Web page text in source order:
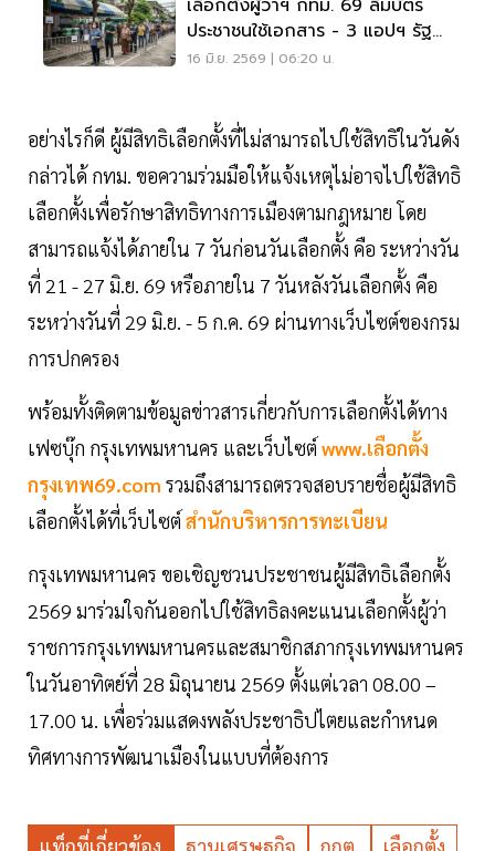
เลือกตั้งผู้ว่าฯ กทม. 69 ลืมบัตร
ประชาชนใช้เอกสาร - 3 แอปฯ รัฐ
ยืนยันตัวตนได้
16 มิ.ย. 2569 | 06:20 น.
อย่างไรก็ดี ผู้มีสิทธิเลือกตั้งที่ไม่สามารถไปใช้สิทธิในวันดัง
กล่าวได้ กทม. ขอความร่วมมือให้แจ้งเหตุไม่อาจไปใช้สิทธิ
เลือกตั้งเพื่อรักษาสิทธิทางการเมืองตามกฎหมาย โดย
สามารถแจ้งได้ภายใน 7 วันก่อนวันเลือกตั้ง คือ ระหว่างวัน
ที่ 21 - 27 มิ.ย. 69 หรือภายใน 7 วันหลังวันเลือกตั้ง คือ
ระหว่างวันที่ 29 มิ.ย. - 5 ก.ค. 69 ผ่านทางเว็บไซต์ของกรม
การปกครอง
พร้อมทั้งติดตามข้อมูลข่าวสารเกี่ยวกับการเลือกตั้งได้ทาง
เฟซบุ๊ก กรุงเทพมหานคร และเว็บไซต์ www.เลือกตั้ง
กรุงเทพ69.com รวมถึงสามารถตรวจสอบรายชื่อผู้มีสิทธิ
เลือกตั้งได้ที่เว็บไซต์ สำนักบริหารการทะเบียน
กรุงเทพมหานคร ขอเชิญชวนประชาชนผู้มีสิทธิเลือกตั้ง
2569 มาร่วมใจกันออกไปใช้สิทธิลงคะแนนเลือกตั้งผู้ว่า
ราชการกรุงเทพมหานครและสมาชิกสภากรุงเทพมหานคร
ในวันอาทิตย์ที่ 28 มิถุนายน 2569 ตั้งแต่เวลา 08.00 –
17.00 น. เพื่อร่วมแสดงพลังประชาธิปไตยและกำหนด
ทิศทางการพัฒนาเมืองในแบบที่ต้องการ